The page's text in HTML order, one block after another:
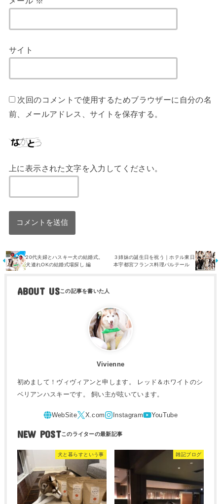
サイト
次回のコメントで使用するためブラウザーに自分の名
前、メールアドレス、サイトを保存する。
上に表示された文字を入力してください。
20代夫婦とハスキー犬の結婚式。
犬連れOKの結婚式場探し 編
３姉妹の誕生日を祝う｜ホテル東日
本宇都宮フランス料理パルテール
ABOUT US
Vivienne
初めまして！ヴィヴィアンと申します。 レッド＆ホワイトのシ
ベリアンハスキーです。 飼い主が呟いています。
NEW POST
犬と暮らすという事 雑記ブログ